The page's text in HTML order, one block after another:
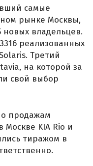
самые
рынке Москвы,
владельцев.
реализованных
Третий
на которой за
свой выбор
продажам
KIA Rio и
тиражом в